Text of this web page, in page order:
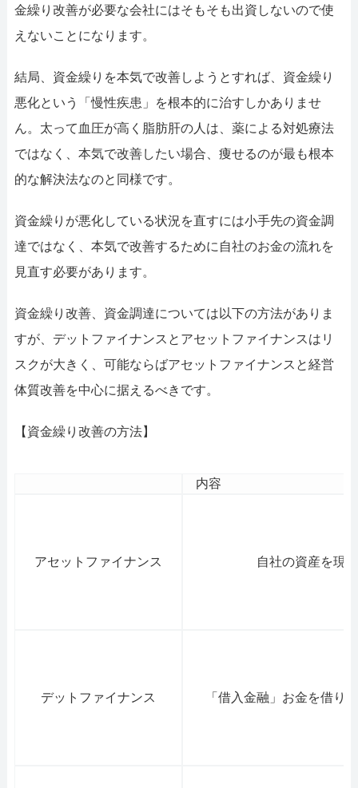
金繰り改善が必要な会社にはそもそも出資しないので使
えないことになります。
結局、資金繰りを本気で改善しようとすれば、資金繰り
悪化という「慢性疾患」を根本的に治すしかありませ
ん。太って血圧が高く脂肪肝の人は、薬による対処療法
ではなく、本気で改善したい場合、痩せるのが最も根本
的な解決法なのと同様です。
資金繰りが悪化している状況を直すには小手先の資金調
達ではなく、本気で改善するために自社のお金の流れを
見直す必要があります。
資金繰り改善、資金調達については以下の方法がありま
すが、デットファイナンスとアセットファイナンスはリ
スクが大きく、可能ならばアセットファイナンスと経営
体質改善を中心に据えるべきです。
【資金繰り改善の方法】
内容
アセットファイナンス 自社の資産を現
デットファイナンス 「借入金融」お金を借り